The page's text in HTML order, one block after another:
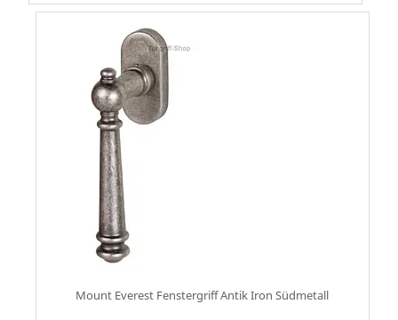
Mount Everest Fenstergriff Antik Iron Südmetall